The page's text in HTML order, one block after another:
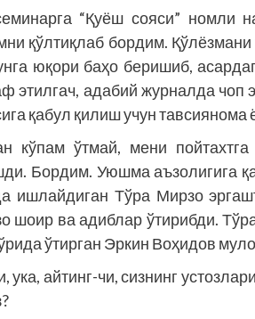
“Қуёш сояси” номли
қўлтиқлаб бордим.
юқори баҳо беришиб,
этилгач, адабий журналда
қабул қилиш учун тавсиянома
кўпам ўтмай, мени
Бордим. Уюшма аъзолигига
ишлайдиган Тўра Мирзо
шоир ва адиблар ўтирибди.
ўтирган Эркин Воҳидов
ука, айтинг-чи, сизнинг